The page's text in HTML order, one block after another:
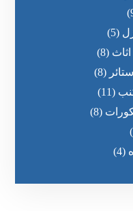
(5)
(8)
(8)
(11)
(8)
(4)